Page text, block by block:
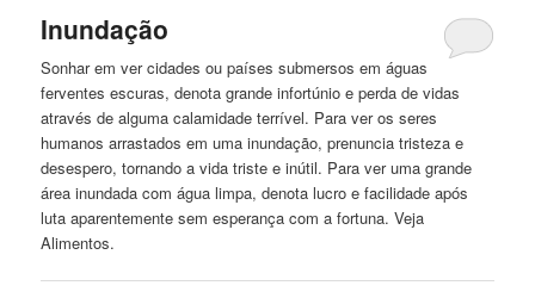
Inundação
Sonhar em ver cidades ou países submersos emáguas
ferventes escuras, denota grande infortúnioe perda de vidas
através de alguma calamidade terrível. Para ver os seres
humanos arrastados em uma inundação, prenuncia tristezae
desespero, tornando a vida tristee inútil. Para ver uma grande
área inundada com água limpa, denota lucroe facilidade após
luta aparentemente sem esperança com a fortuna. Veja
Alimentos.